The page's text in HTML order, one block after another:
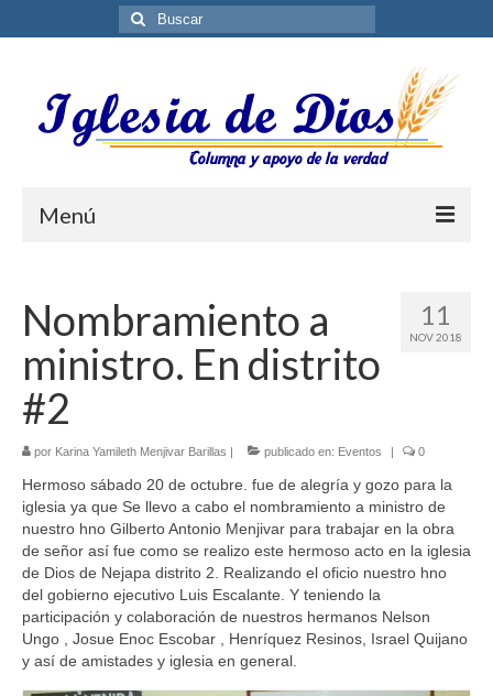
Buscar
por:
Menú
Biblioteca ES
Contáctenos
11
NOV 2018
Nombramiento a
ministro. En distrito
#2
por Karina Yamileth Menjivar Barillas | publicado en: Eventos | 0
Hermoso sábado 20 de octubre. fue de alegría y gozo para la
iglesia ya que Se llevo a cabo el nombramiento a ministro de
nuestro hno Gilberto Antonio Menjivar para trabajar en la obra
de señor así fue como se realizo este hermoso acto en la iglesia
de Dios de Nejapa distrito 2. Realizando el oficio nuestro hno
del gobierno ejecutivo Luis Escalante. Y teniendo la
participación y colaboración de nuestros hermanos Nelson
Ungo , Josue Enoc Escobar , Henríquez Resinos, Israel Quijano
y así de amistades y iglesia en general.